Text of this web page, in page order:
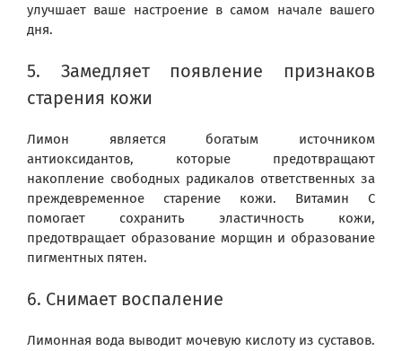
улучшает ваше настроение в самом начале вашего
дня.
5. Замедляет появление признаков
старения кожи
Лимон является богатым источником
антиоксидантов, которые предотвращают
накопление свободных радикалов ответственных за
преждевременное старение кожи. Витамин С
помогает сохранить эластичность кожи,
предотвращает образование морщин и образование
пигментных пятен.
6. Снимает воспаление
Лимонная вода выводит мочевую кислоту из суставов.